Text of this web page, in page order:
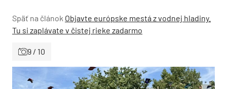
Späť na článok Objavte európske mestá z vodnej hladiny.
Tu si zaplávate v čistej rieke zadarmo
9 / 10